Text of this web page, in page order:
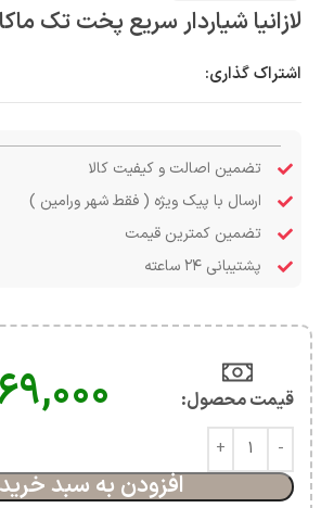
لازانیا شیاردار سریع پخت تک ماکارون
اشتراک گذاری:
تضمین اصالت و کیفیت کالا
ارسال با پیک ویژه ( فقط شهر ورامین )
تضمین کمترین قیمت
پشتیبانی ۲۴ ساعته
قیمت محصول:​
افزودن به سبد